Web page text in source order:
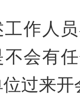
工作人
不会有
过来开